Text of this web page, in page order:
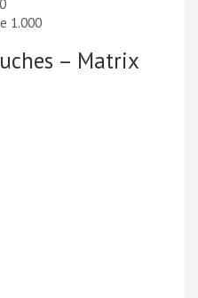
1.000
– Matrix